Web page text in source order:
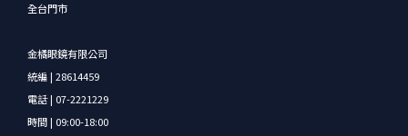
全台門市
金橘眼鏡有限公司
統編 | 28614459
電話 | 07-2221229
時間 | 09:00-18:00